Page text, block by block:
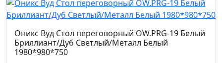
Механизм
топ-ган усиленный
Газпатрон мм.
Дуб
Аттик/
Дуб
Темный/
Металл
Оникс Вуд Стол переговорный OW.PRG-19 Белый
Бриллиант/Дуб Светлый/Металл Белый
1980*980*750